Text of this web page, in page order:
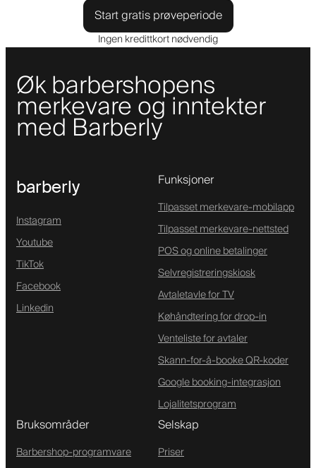
Start gratis prøveperiode
Ingen kredittkort nødvendig
Øk barbershopens
merkevare og inntekter
med Barberly
barberly
Instagram
Youtube
TikTok
Facebook
Linkedin
Funksjoner
Tilpasset merkevare-mobilapp
Tilpasset merkevare-nettsted
POS og online betalinger
Selvregistreringskiosk
Avtaletavle for TV
Køhåndtering for drop-in
Venteliste for avtaler
Skann-for-å-booke QR-koder
Google booking-integrasjon
Lojalitetsprogram
Bruksområder
Barbershop-programvare
Selskap
Priser